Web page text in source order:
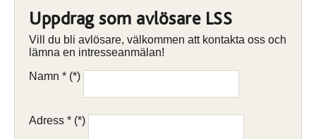
Uppdrag som avlösare LSS
Vill du bli avlösare, välkommen att kontakta oss och
lämna en intresseanmälan!
Namn *
Adress *